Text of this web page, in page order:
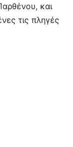
και
τις πληγές